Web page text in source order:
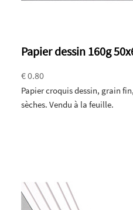
Papier dessin 160g
€ 0.80
Papier croquis dessin, grain
sèches. Vendu à la feuille.